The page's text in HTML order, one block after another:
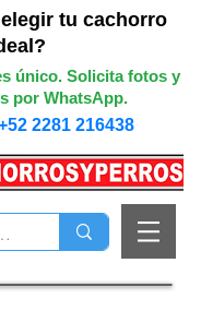
tu cachorro
único. Solicita fotos y
por WhatsApp.
2281 216438